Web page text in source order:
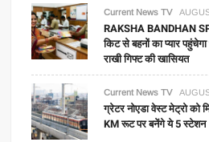
Current News TV
RAKSHA BANDHAN
किट से बहनों का प्यार
राखी गिफ्ट की खासियत
Current News TV
ग्रेटर नोएडा वेस्ट मेट्रो को
KM रूट पर बनेंगे ये 5 स्टेशन